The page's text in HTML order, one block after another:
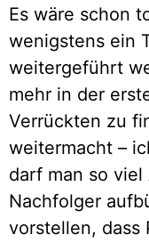
Es wäre schon
wenigstens ein
weitergeführt
mehr in der
Verrückten zu
weitermacht –
darf man so
Nachfolger
vorstellen, dass